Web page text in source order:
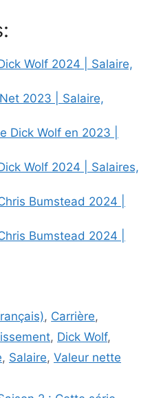
Wolf 2024 | Salaire,
2023 | Salaire,
Dick Wolf en 2023 |
Wolf 2024 | Salaires,
Bumstead 2024 |
Bumstead 2024 |
, Carrière,
, Dick Wolf,
, Salaire, Valeur nette